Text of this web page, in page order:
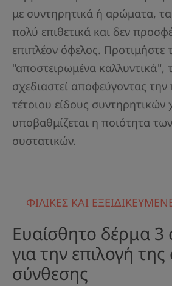
με συντηρητικά ή αρώματα, τα
πολύ επιθετικά και δεν
επιπλέον όφελος.
"αποστειρωμένα καλλυντικά",
σχεδιαστεί αποφεύγοντας
τέτοιου είδους συντηρητικών
υποβαθμίζεται η ποιότητα
συστατικών.
ΦΙΛΙΚΕΣ ΚΑΙ
Ευαίσθητο δέρμα 3
για την επιλογή
σύνθεσης